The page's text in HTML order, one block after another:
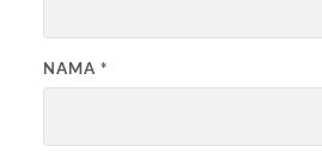
NAMA *